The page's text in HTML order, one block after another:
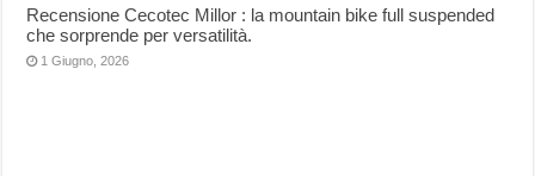
Recensione Cecotec Millor : la mountain bike full suspended
che sorprende per versatilità.
1 Giugno, 2026